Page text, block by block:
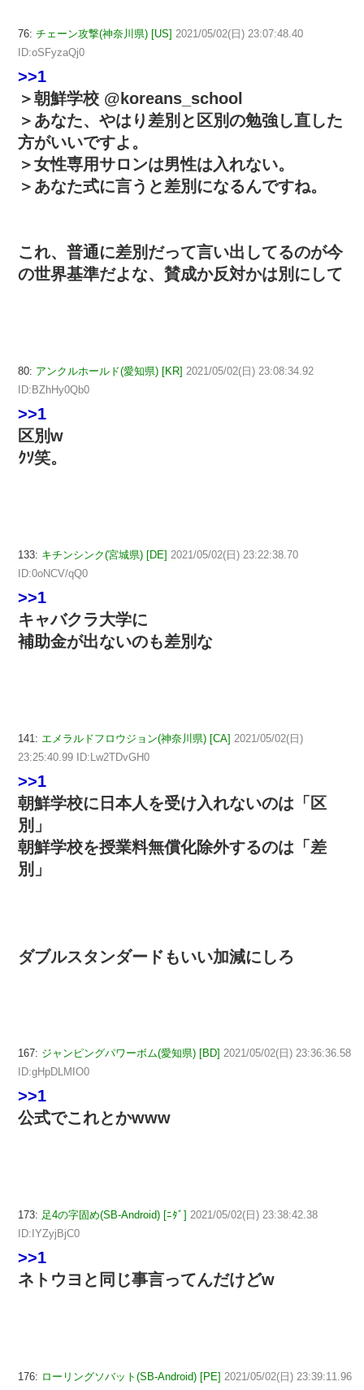
76: チェーン攻撃(神奈川県) [US] 2021/05/02(日) 23:07:48.40
ID:oSFyzaQj0
>>1
＞朝鮮学校 @koreans_school
＞あなた、やはり差別と区別の勉強し直した
方がいいですよ。
＞女性専用サロンは男性は入れない。
＞あなた式に言うと差別になるんですね。
これ、普通に差別だって言い出してるのが今
の世界基準だよな、賛成か反対かは別にして
80: アンクルホールド(愛知県) [KR] 2021/05/02(日) 23:08:34.92
ID:BZhHy0Qb0
>>1
区別w
ｸｿ笑。
133: キチンシンク(宮城県) [DE] 2021/05/02(日) 23:22:38.70
ID:0oNCV/qQ0
>>1
キャバクラ大学に
補助金が出ないのも差別な
141: エメラルドフロウジョン(神奈川県) [CA] 2021/05/02(日)
23:25:40.99 ID:Lw2TDvGH0
>>1
朝鮮学校に日本人を受け入れないのは「区
別」
朝鮮学校を授業料無償化除外するのは「差
別」
ダブルスタンダードもいい加減にしろ
167: ジャンピングパワーボム(愛知県) [BD] 2021/05/02(日) 23:36:36.58
ID:gHpDLMIO0
>>1
公式でこれとかwww
173: 足4の字固め(SB-Android) [ﾆﾀﾞ] 2021/05/02(日) 23:38:42.38
ID:IYZyjBjC0
>>1
ネトウヨと同じ事言ってんだけどw
176: ローリングソバット(SB-Android) [PE] 2021/05/02(日) 23:39:11.96